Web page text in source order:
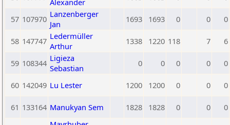
Alexander
57 107970 Lanzenberger
Jan
1693 1693 0 0 0
58 147747 Ledermüller
Arthur
1338 1220 118 7 6
59 108344 Ligieza
Sebastian
0 0 0 0 0
60 142049 Lu Lester 1200 1200 0 0 0
61 133164 Manukyan Sem 1828 1828 0 0 0